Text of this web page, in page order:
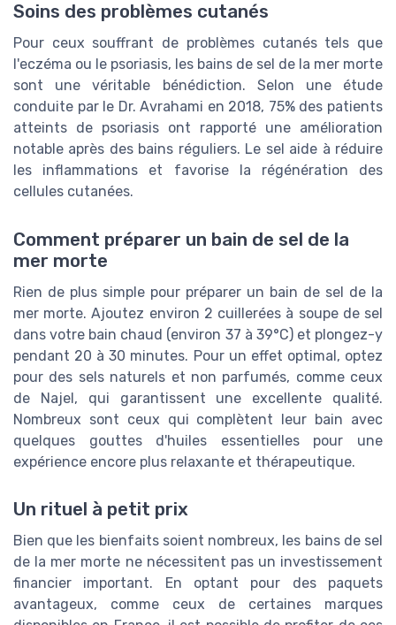
Soins des problèmes cutanés
Pour ceux souffrant de problèmes cutanés tels que
l'eczéma ou le psoriasis, les bains de sel de la mer morte
sont une véritable bénédiction. Selon une étude
conduite par le Dr. Avrahami en 2018, 75% des patients
atteints de psoriasis ont rapporté une amélioration
notable après des bains réguliers. Le sel aide à réduire
les inflammations et favorise la régénération des
cellules cutanées.
Comment préparer un bain de sel de la
mer morte
Rien de plus simple pour préparer un bain de sel de la
mer morte. Ajoutez environ 2 cuillerées à soupe de sel
dans votre bain chaud (environ 37 à 39°C) et plongez-y
pendant 20 à 30 minutes. Pour un effet optimal, optez
pour des sels naturels et non parfumés, comme ceux
de Najel, qui garantissent une excellente qualité.
Nombreux sont ceux qui complètent leur bain avec
quelques gouttes d'huiles essentielles pour une
expérience encore plus relaxante et thérapeutique.
Un rituel à petit prix
Bien que les bienfaits soient nombreux, les bains de sel
de la mer morte ne nécessitent pas un investissement
financier important. En optant pour des paquets
avantageux, comme ceux de certaines marques